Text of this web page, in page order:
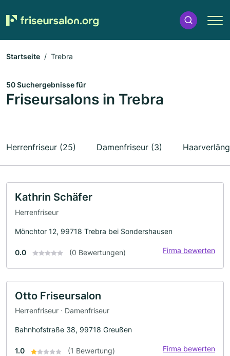
Startseite Trebra
50 Suchergebnisse für
Friseursalons in Trebra
Herrenfriseur (25) Damenfriseur (3)
Kathrin Schäfer
Herrenfriseur
Mönchtor 12, 99718 Trebra bei Sondershausen
0.0 (0 Bewertungen) Firma bewerten
Otto Friseursalon
Herrenfriseur · Damenfriseur
Bahnhofstraße 38, 99718 Greußen
1.0 (1 Bewertung) Firma bewerten